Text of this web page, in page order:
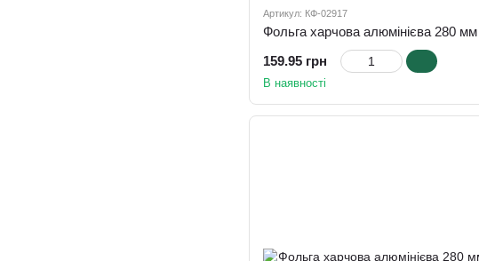
Артикул: КФ-02917
159.95 грн
В наявності